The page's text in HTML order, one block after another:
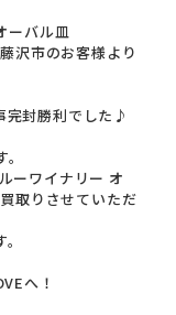
ーバル皿
沢市のお客様より
完封勝利でした♪
ーワイナリー オ
取りさせていただ
へ！